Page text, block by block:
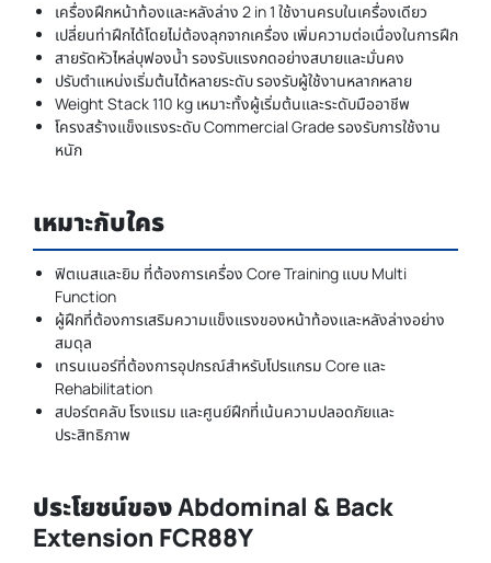
เครื่องฝึกหน้าท้องและหลังล่าง 2 in 1 ใช้งานครบในเครื่องเดียว
เปลี่ยนท่าฝึกได้โดยไม่ต้องลุกจากเครื่อง เพิ่มความต่อเนื่องในการฝึก
สายรัดหัวไหล่บุฟองน้ำ รองรับแรงกดอย่างสบายและมั่นคง
ปรับตำแหน่งเริ่มต้นได้หลายระดับ รองรับผู้ใช้งานหลากหลาย
Weight Stack 110 kg เหมาะทั้งผู้เริ่มต้นและระดับมืออาชีพ
โครงสร้างแข็งแรงระดับ Commercial Grade รองรับการใช้งาน
หนัก
เหมาะกับใคร
ฟิตเนสและยิม ที่ต้องการเครื่อง Core Training แบบ Multi
Function
ผู้ฝึกที่ต้องการเสริมความแข็งแรงของหน้าท้องและหลังล่างอย่าง
สมดุล
เทรนเนอร์ที่ต้องการอุปกรณ์สำหรับโปรแกรม Core และ
Rehabilitation
สปอร์ตคลับ โรงแรม และศูนย์ฝึกที่เน้นความปลอดภัยและ
ประสิทธิภาพ
ประโยชน์ของ Abdominal & Back
Extension FCR88Y